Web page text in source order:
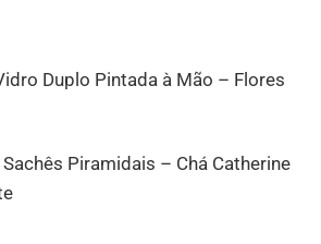
Duplo Pintada à Mão – Flores
Piramidais – Chá Catherine